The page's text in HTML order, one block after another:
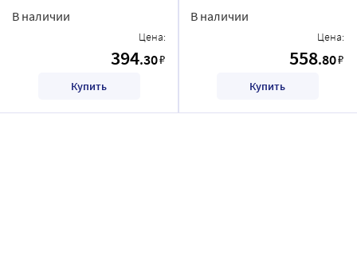
В наличии
Цена:
394.30₽
Купить
В наличии
Цена:
558.80₽
Купить